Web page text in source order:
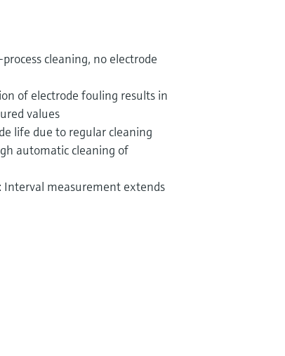
cleaning, no electrode
of electrode fouling results in
values
life due to regular cleaning
automatic cleaning of
Interval measurement extends